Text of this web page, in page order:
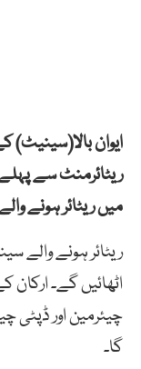
ریٹائرمنٹ سے
میں ریٹائر ہونے
ریٹائر ہونے والے
اٹھائیں گے۔
چیئرمین اور ڈپٹی
گا۔